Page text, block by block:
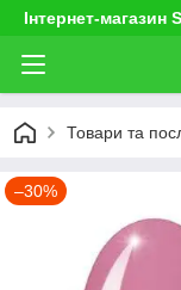
Інтернет-магазин
Товари та
–30%